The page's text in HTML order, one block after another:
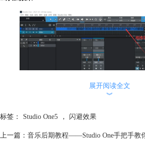
图2：添加效果
接下来要为音乐添加效果器制作侧链，打开
展开阅读全文
︾
标签： Studio One5 ， 闪避效果
上一篇： 音乐后期教程——Studio One手把手教